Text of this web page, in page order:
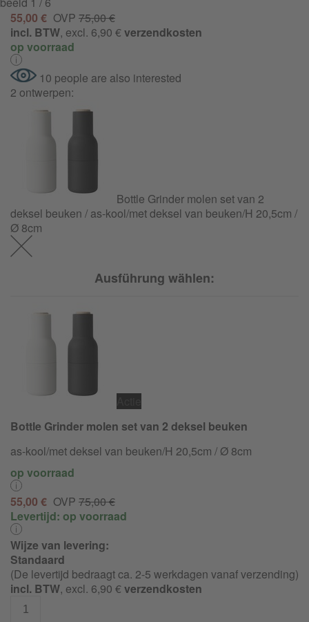
55,00 € OVP 75,00 €
incl. BTW, excl. 6,90 €verzendkosten
op voorraad
10 people are also interested
2 ontwerpen:
Bottle Grinder molen set van 2
deksel beuken / as-kool/met deksel van beuken/H 20,5cm /
Ø 8cm
Ausführung wählen:
Bottle Grinder molen set van 2 deksel beuken
as-kool/met deksel van beuken/H 20,5cm / Ø 8cm
op voorraad
55,00 € OVP 75,00 €
Levertijd: op voorraad
Wijze van levering:
Standaard
(De levertijd bedraagt ca. 2-5 werkdagen vanaf verzending)
incl. BTW, excl. 6,90 €verzendkosten